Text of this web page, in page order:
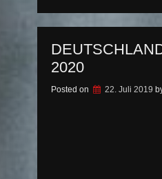
WASSERBALL“
2020
Posted on 22. Juli 2019